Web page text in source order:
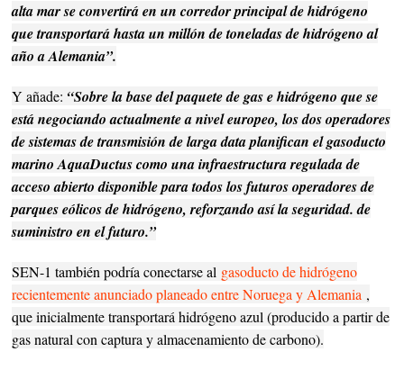
alta mar se convertirá en un corredor principal de hidrógeno
que transportará hasta un millón de toneladas de hidrógeno al
año a Alemania”.
Y añade: “Sobre la base del paquete de gas e hidrógeno que se
está negociando actualmente a nivel europeo, los dos operadores
de sistemas de transmisión de larga data planifican el gasoducto
marino AquaDuctus como una infraestructura regulada de
acceso abierto disponible para todos los futuros operadores de
parques eólicos de hidrógeno, reforzando así la seguridad. de
suministro en el futuro.”
SEN-1 también podría conectarse al gasoducto de hidrógeno
recientemente anunciado planeado entre Noruega y Alemania ,
que inicialmente transportará hidrógeno azul (producido a partir de
gas natural con captura y almacenamiento de carbono).